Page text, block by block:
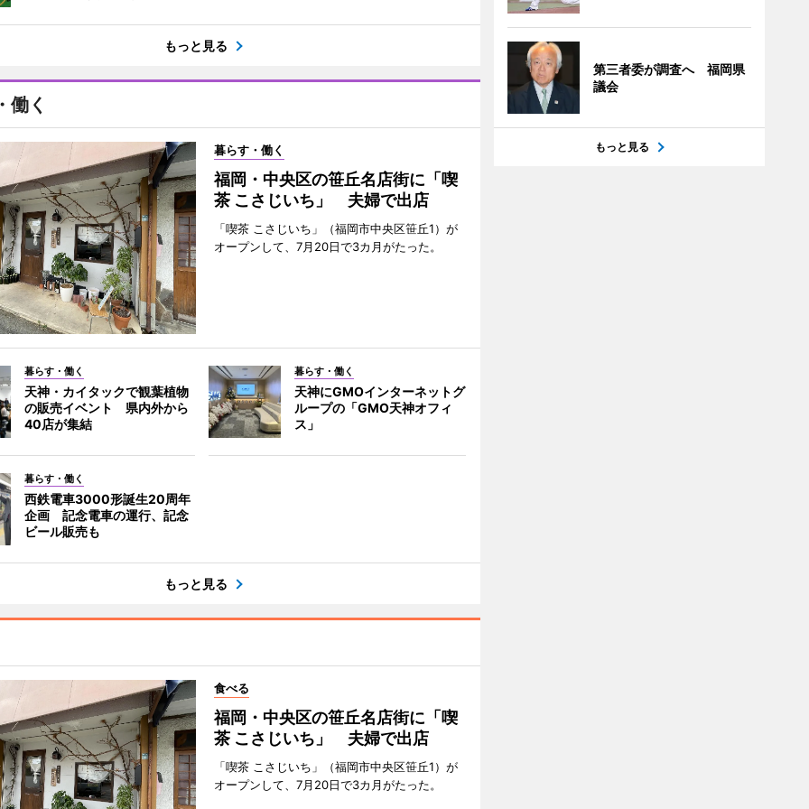
もっと見る
働く
暮らす・働く
福岡・中央区の笹丘名店街に「喫
茶 こさじいち」 夫婦で出店
「喫茶 こさじいち」（福岡市中央区笹丘1）が
オープンして、7月20日で3カ月がたった。
暮らす・働く
天神・カイタックで観葉植物
の販売イベント 県内外から
40店が集結
暮らす・働く
天神にGMOインターネットグ
ループの「GMO天神オフィ
ス」
暮らす・働く
西鉄電車3000形誕生20周年
企画 記念電車の運行、記念
ビール販売も
もっと見る
食べる
福岡・中央区の笹丘名店街に「喫
茶 こさじいち」 夫婦で出店
「喫茶 こさじいち」（福岡市中央区笹丘1）が
オープンして、7月20日で3カ月がたった。
第三者委が調査へ 福岡県
議会
もっと見る